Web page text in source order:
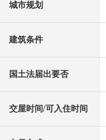
城市规划
建筑条件
国土法届出要否
交屋时间/可入住时间